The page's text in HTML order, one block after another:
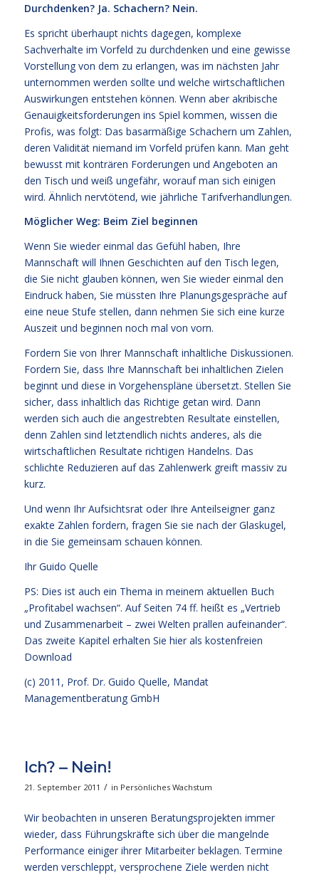
Durchdenken? Ja. Schachern? Nein.
Es spricht überhaupt nichts dagegen, komplexe
Sachverhalte im Vorfeld zu durchdenken und eine gewisse
Vorstellung von dem zu erlangen, was im nächsten Jahr
unternommen werden sollte und welche wirtschaftlichen
Auswirkungen entstehen können. Wenn aber akribische
Genauigkeitsforderungen ins Spiel kommen, wissen die
Profis, was folgt: Das basarmäßige Schachern um Zahlen,
deren Validität niemand im Vorfeld prüfen kann. Man geht
bewusst mit konträren Forderungen und Angeboten an
den Tisch und weiß ungefähr, worauf man sich einigen
wird. Ähnlich nervtötend, wie jährliche Tarifverhandlungen.
Möglicher Weg: Beim Ziel beginnen
Wenn Sie wieder einmal das Gefühl haben, Ihre
Mannschaft will Ihnen Geschichten auf den Tisch legen,
die Sie nicht glauben können, wen Sie wieder einmal den
Eindruck haben, Sie müssten Ihre Planungsgespräche auf
eine neue Stufe stellen, dann nehmen Sie sich eine kurze
Auszeit und beginnen noch mal von vorn.
Fordern Sie von Ihrer Mannschaft inhaltliche Diskussionen.
Fordern Sie, dass Ihre Mannschaft bei inhaltlichen Zielen
beginnt und diese in Vorgehenspläne übersetzt. Stellen Sie
sicher, dass inhaltlich das Richtige getan wird. Dann
werden sich auch die angestrebten Resultate einstellen,
denn Zahlen sind letztendlich nichts anderes, als die
wirtschaftlichen Resultate richtigen Handelns. Das
schlichte Reduzieren auf das Zahlenwerk greift massiv zu
kurz.
Und wenn Ihr Aufsichtsrat oder Ihre Anteilseigner ganz
exakte Zahlen fordern, fragen Sie sie nach der Glaskugel,
in die Sie gemeinsam schauen können.
Ihr Guido Quelle
PS: Dies ist auch ein Thema in meinem aktuellen Buch
„Profitabel wachsen“. Auf Seiten 74 ff. heißt es „Vertrieb
und Zusammenarbeit – zwei Welten prallen aufeinander“.
Das zweite Kapitel erhalten Sie hier als kostenfreien
Download
(c) 2011, Prof. Dr. Guido Quelle, Mandat
Managementberatung GmbH
Ich? – Nein!
21. September 2011 / in Persönliches Wachstum
Wir beobachten in unseren Beratungsprojekten immer
wieder, dass Führungskräfte sich über die mangelnde
Performance einiger ihrer Mitarbeiter beklagen. Termine
werden verschleppt, versprochene Ziele werden nicht